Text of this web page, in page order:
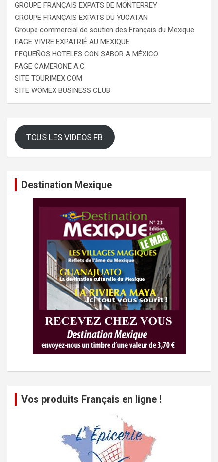
GROUPE FRANÇAIS EXPATS DE MONTERREY
GROUPE FRANÇAIS EXPATS DU YUCATAN
Groupe commercial de soutien des Français du Mexique
PAGE VIVRE EXPATRIÉ AU MEXIQUE
PEQUEÑOS HOTELES CON SABOR A MÉXICO
PAGE CAMERONE A.C
SITE TOURIMEX.COM
SITE WOMEX BUSINESS CLUB
TOUS LES VIDEOS FB
Destination Mexique
Vos produits Français en ligne !